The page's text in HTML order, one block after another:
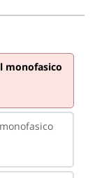
monofasico